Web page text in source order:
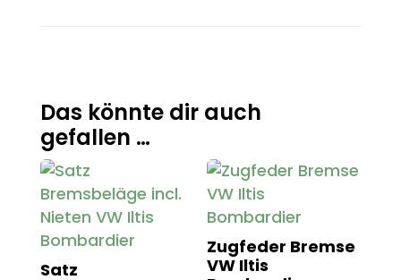
Das könnte dir auch
gefallen …
Satz
Zugfeder Bremse
VW Iltis